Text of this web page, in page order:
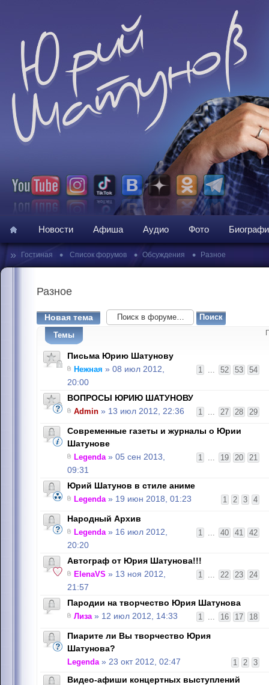
Новости Афиша Аудио Фото
» Гостиная • Список форумов • Обсуждения • Разное
Разное
Новая тема
Темы
Письма Юрию Шатунову
1 ... 52 53 54
Нежная » 08 июл 2012,
20:00
ВОПРОСЫ ЮРИЮ ШАТУНОВУ
1 ... 27 28 29
Admin » 13 июл 2012, 22:36
Современные газеты и журналы о Юрии
Шатунове
1 ... 19 20 21
Legenda» 05 сен 2013,
09:31
Юрий Шатунов в стиле аниме
1 2 3 4
Legenda» 19 июн 2018, 01:23
Народный Архив
1 ... 40 41 42
Legenda» 16 июл 2012,
20:20
Автограф от Юрия Шатунова!!!
1 ... 22 23 24
ElenaVS » 13 ноя 2012,
21:57
Пародии на творчество Юрия Шатунова
1 ... 16 17 18
Лиза» 12 июл 2012, 14:33
Пиарите ли Вы творчество Юрия
Шатунова?
1 2 3
Legenda» 23 окт 2012, 02:47
Видео-афиши концертных выступлений